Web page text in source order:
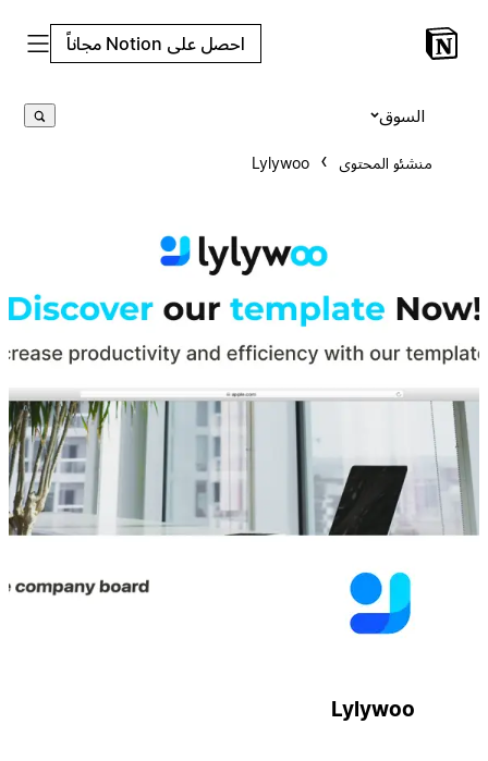
احصل على Notion مجاناً
منشئو المحتوى Lylywoo
Lylywoo